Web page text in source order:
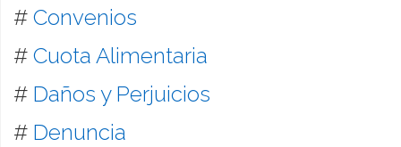
# Convenios
# Cuota Alimentaria
# Daños y Perjuicios
# Denuncia